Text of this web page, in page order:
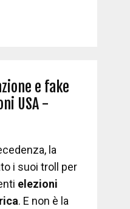
e fake
USA -
la
i suoi troll per
elezioni
. E non è la